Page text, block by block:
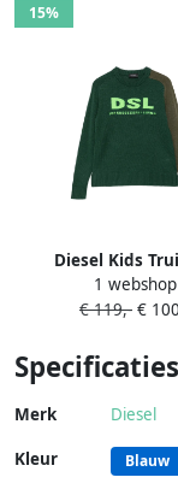
15%
Diesel Kids
colourblocking
intarsia
1 webshop
€ 119,- €
Specificaties
Merk Diesel
Kleur Blauw